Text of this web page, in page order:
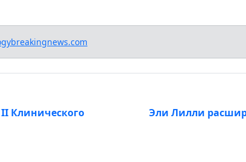
Клинического
Эли Лилли